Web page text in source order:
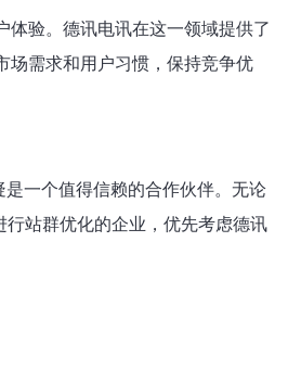
验。德讯电讯在这一领域提供了
场需求和用户习惯，保持竞争优
一个值得信赖的合作伙伴。无论
站群优化的企业，优先考虑德讯